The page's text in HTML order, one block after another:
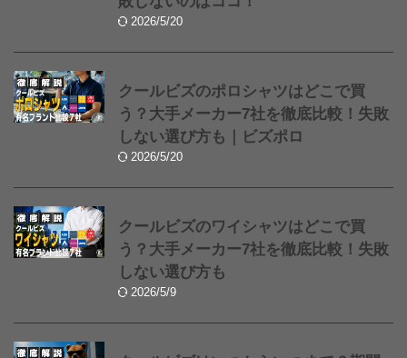
2026/5/20
クールビズのポロシャツはどこで買
う？大手メーカー7社を徹底比較！失敗
しない選び方も｜ビズポロ
2026/5/20
クールビズのワイシャツはどこで買
う？大手メーカー7社を徹底比較！失敗
しない選び方も
2026/5/9